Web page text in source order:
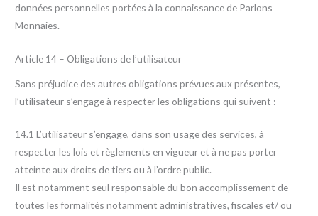
données personnelles portées à la connaissance de Parlons
Monnaies.
Article 14 – Obligations de l’utilisateur
Sans préjudice des autres obligations prévues aux présentes,
l’utilisateur s’engage à respecter les obligations qui suivent :
14.1 L’utilisateur s’engage, dans son usage des services, à
respecter les lois et règlements en vigueur et à ne pas porter
atteinte aux droits de tiers ou à l’ordre public.
Il est notamment seul responsable du bon accomplissement de
toutes les formalités notamment administratives, fiscales et/ ou